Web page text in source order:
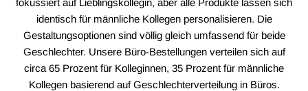
identisch für männliche Kollegen personalisieren. Die
Gestaltungsoptionen sind völlig gleich umfassend für beide
Geschlechter. Unsere Büro-Bestellungen verteilen sich auf
circa 65 Prozent für Kolleginnen, 35 Prozent für männliche
Kollegen basierend auf Geschlechterverteilung in Büros.